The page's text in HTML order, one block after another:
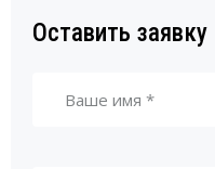
Оставить заявку